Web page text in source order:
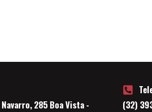
285 Boa Vista -
(32)